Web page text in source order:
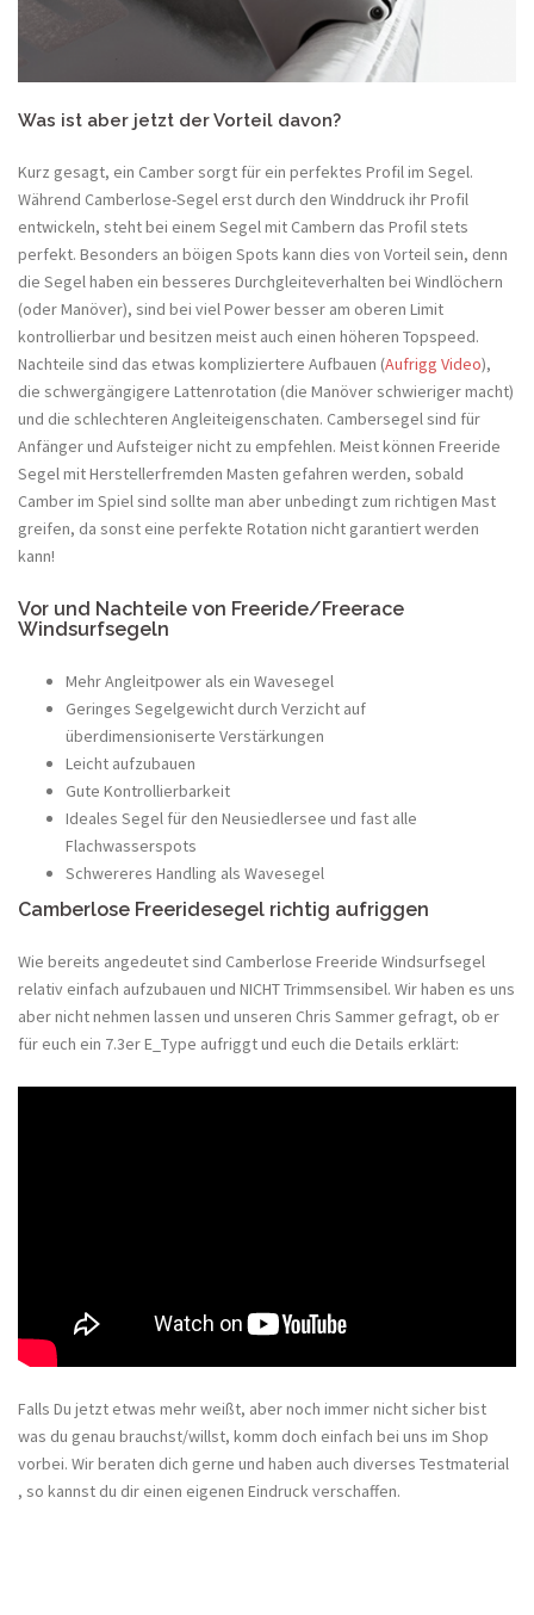
Was ist aber jetzt der Vorteil davon?
Kurz gesagt, ein Camber sorgt für ein perfektes Profil im Segel.
Während Camberlose-Segel erst durch den Winddruck ihr Profil
entwickeln, steht bei einem Segel mit Cambern das Profil stets
perfekt. Besonders an böigen Spots kann dies von Vorteil sein, denn
die Segel haben ein besseres Durchgleiteverhalten bei Windlöchern
(oder Manöver), sind bei viel Power besser am oberen Limit
kontrollierbar und besitzen meist auch einen höheren Topspeed.
Nachteile sind das etwas kompliziertere Aufbauen (Aufrigg Video),
die schwergängigere Lattenrotation (die Manöver schwieriger macht)
und die schlechteren Angleiteigenschaten. Cambersegel sind für
Anfänger und Aufsteiger nicht zu empfehlen. Meist können Freeride
Segel mit Herstellerfremden Masten gefahren werden, sobald
Camber im Spiel sind sollte man aber unbedingt zum richtigen Mast
greifen, da sonst eine perfekte Rotation nicht garantiert werden
kann!
Vor und Nachteile von Freeride/Freerace
Windsurfsegeln
Mehr Angleitpower als ein Wavesegel
Geringes Segelgewicht durch Verzicht auf
überdimensioniserte Verstärkungen
Leicht aufzubauen
Gute Kontrollierbarkeit
Ideales Segel für den Neusiedlersee und fast alle
Flachwasserspots
Schwereres Handling als Wavesegel
Camberlose Freeridesegel richtig aufriggen
Wie bereits angedeutet sind Camberlose Freeride Windsurfsegel
relativ einfach aufzubauen und NICHT Trimmsensibel. Wir haben es uns
aber nicht nehmen lassen und unseren Chris Sammer gefragt, ob er
für euch ein 7.3er E_Type aufriggt und euch die Details erklärt:
Falls Du jetzt etwas mehr weißt, aber noch immer nicht sicher bist
was du genau brauchst/willst, komm doch einfach bei uns im Shop
vorbei. Wir beraten dich gerne und haben auch diverses Testmaterial
, so kannst du dir einen eigenen Eindruck verschaffen.